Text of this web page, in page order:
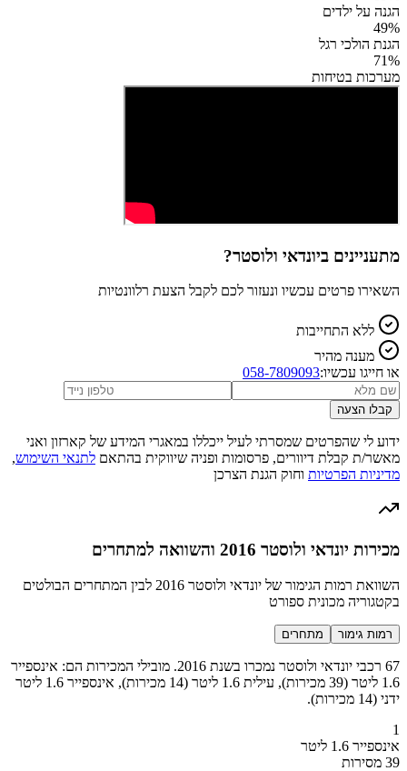
הגנה על ילדים
49%
הגנת הולכי רגל
71%
מערכות בטיחות
מתעניינים ביונדאי ולוסטר?
השאירו פרטים עכשיו ונעזור לכם לקבל הצעת רלוונטיות
ללא התחייבות
מענה מהיר
או חייגו עכשיו:058-7809093
קבלו הצעה
ידוע לי שהפרטים שמסרתי לעיל ייכללו במאגרי המידע של קארזון ואני
מאשר/ת קבלת דיוורים, פרסומות ופניה שיווקית בהתאם לתנאי השימוש,
מדיניות הפרטיות וחוק הגנת הצרכן
מכירות יונדאי ולוסטר 2016 והשוואה למתחרים
השוואת רמות הגימור של יונדאי ולוסטר 2016 לבין המתחרים הבולטים
בקטגוריה מכונית ספורט
רמות גימור מתחרים
67 רכבי יונדאי ולוסטר נמכרו בשנת 2016. מובילי המכירות הם: אינספייר
1.6 ליטר (39 מכירות), עילית 1.6 ליטר (14 מכירות), אינספייר 1.6 ליטר
ידני (14 מכירות).
1
אינספייר 1.6 ליטר
39 מסירות